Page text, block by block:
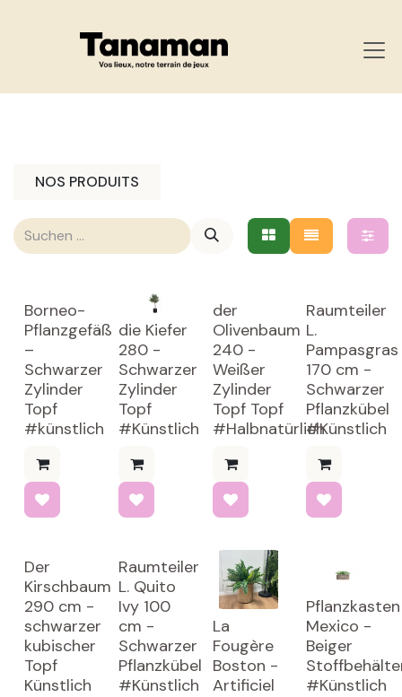
NOS PRODUITS
Borneo-
Pflanzgefäß
–
Schwarzer
Zylinder
Topf
#künstlich
die Kiefer
280 -
Schwarzer
Zylinder
Topf
#Künstlich
der
Olivenbaum
240 -
Weißer
Zylinder
Topf Topf
#Halbnatürlich
Raumteiler
L.
Pampasgras
170 cm -
Schwarzer
Pflanzkübel
#Künstlich
Der
Kirschbaum
290 cm -
schwarzer
kubischer
Topf
Künstlich
Raumteiler
L. Quito
Ivy 100
cm -
Schwarzer
Pflanzkübel
#Künstlich
La
Fougère
Boston -
Artificiel
Pflanzkasten
Mexico -
Beiger
#Künstlich